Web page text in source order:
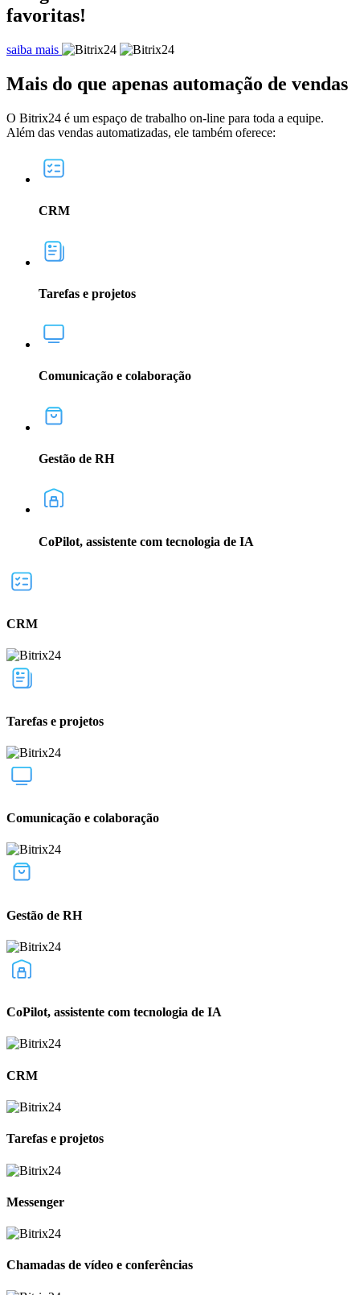
favoritas!
saiba mais
Mais do que apenas automação de vendas
O Bitrix24 é um espaço de trabalho on-line para toda a equipe.
Além das vendas automatizadas, ele também oferece:
CRM
Tarefas e projetos
Comunicação e colaboração
Gestão de RH
CoPilot, assistente com tecnologia de IA
CRM
Tarefas e projetos
Comunicação e colaboração
Gestão de RH
CoPilot, assistente com tecnologia de IA
CRM
Tarefas e projetos
Messenger
Chamadas de vídeo e conferências